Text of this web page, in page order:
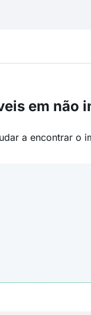
em não
a encontrar o